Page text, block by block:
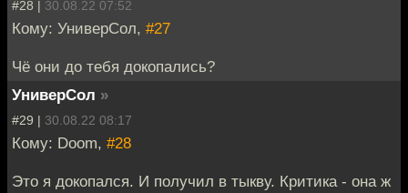
#28 | 30.08.22 07:52
Кому: УниверСол, #27
Чё они до тебя докопались?
УниверСол »
#29 | 30.08.22 08:17
Кому: Doom, #28
Это я докопался. И получил в тыкву. Критика - она ж